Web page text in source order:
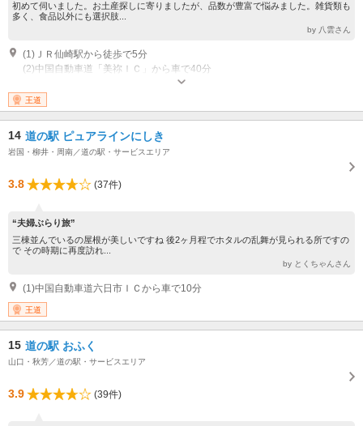
初めて伺いました。お土産探しに寄りましたが、品数が豊富で悩みました。雑貨類も
多く、食品以外にも選択肢...
by 八雲さん
(1)ＪＲ仙崎駅から徒歩で5分
(2)中国自動車道「美祢ＩＣ」から車で40分
王道
14 道の駅 ピュアラインにしき
岩国・柳井・周南／道の駅・サービスエリア
3.8 (37件)
“夫婦ぶらり旅”
三棟並んでいるの屋根が美しいですね 後2ヶ月程でホタルの乱舞が見られる所ですの
で その時期に再度訪れ...
by とくちゃんさん
(1)中国自動車道六日市ＩＣから車で10分
王道
15 道の駅 おふく
山口・秋芳／道の駅・サービスエリア
3.9 (39件)